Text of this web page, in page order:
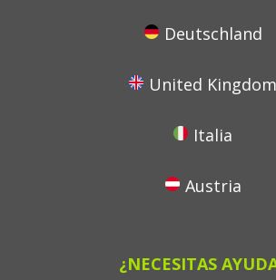
Deutschland
United Kingdom
Italia
Austria
¿NECESITAS